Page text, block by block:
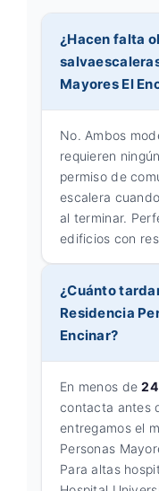
¿Hacen falta
Mayores El
No. Ambos
requieren
permiso de
escalera
al terminar.
edificios con
¿Cuánto
Residencia
Encinar?
En menos de
contacta antes
entregamos el
Personas
Para altas